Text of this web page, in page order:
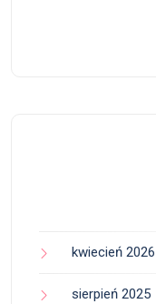
kwiecień 2026
sierpień 2025